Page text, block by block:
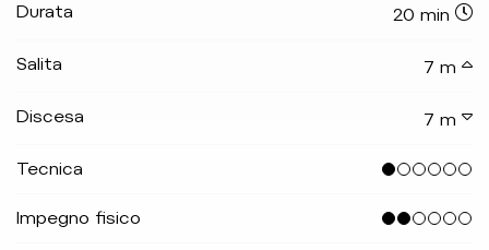
Durata 20 min
Salita 7 m
Discesa 7 m
Tecnica
Impegno fisico